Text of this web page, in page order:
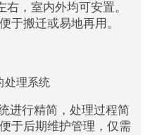
右，室内外均可安置。
于搬迁或易地再用。
处理系统
进行精简，处理过程简
于后期维护管理，仅需